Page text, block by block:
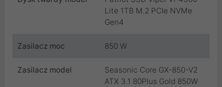
Lite 1TB M.2 PCIe NVMe
Gen4
Zasilacz moc 850 W
Zasilacz model
Seasonic Core GX-850-V2
ATX 3.1 80Plus Gold 850W